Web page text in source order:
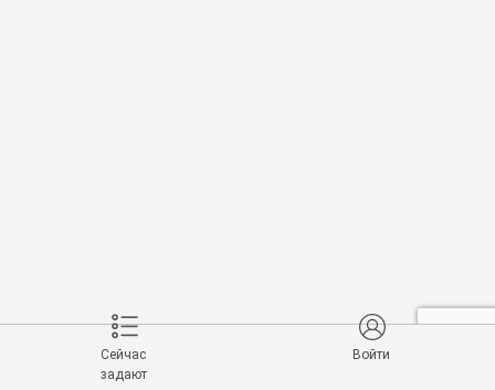
Сейчас
задают
Войти